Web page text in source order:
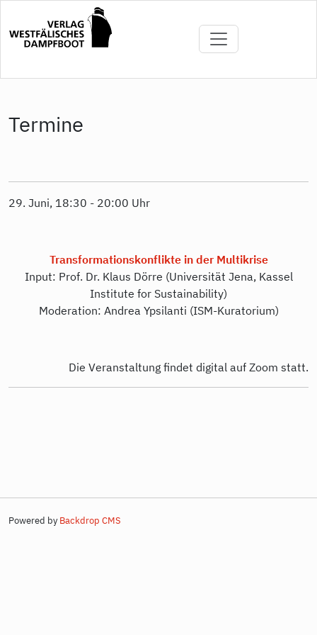
Inhalt
Termine
29. Juni, 18:30 - 20:00 Uhr
Transformationskonflikte in der Multikrise
Input: Prof. Dr. Klaus Dörre (Universität Jena, Kassel
Institute for Sustainability)
Moderation: Andrea Ypsilanti (ISM-Kuratorium)
Die Veranstaltung findet digital auf Zoom statt.
Powered by Backdrop CMS